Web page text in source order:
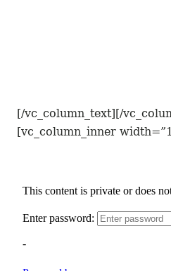
[/vc_column_text][/
[vc_column_inner